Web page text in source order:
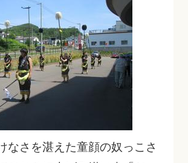
なさを湛えた童顔の奴っこさ